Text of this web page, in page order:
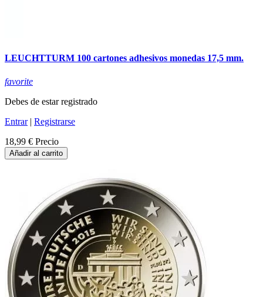
LEUCHTTURM 100 cartones adhesivos monedas 17,5 mm.
favorite
Debes de estar registrado
Entrar| Registrarse
18,99 € Precio
Añadir al carrito